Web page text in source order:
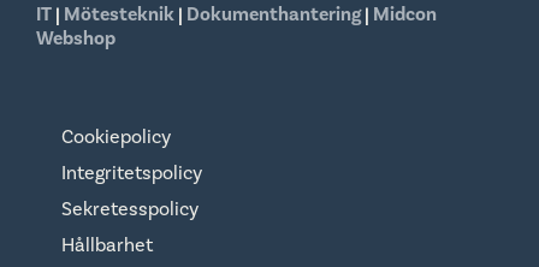
IT | Mötesteknik | Dokumenthantering| Midcon
Webshop
Cookiepolicy
Integritetspolicy
Sekretesspolicy
Hållbarhet